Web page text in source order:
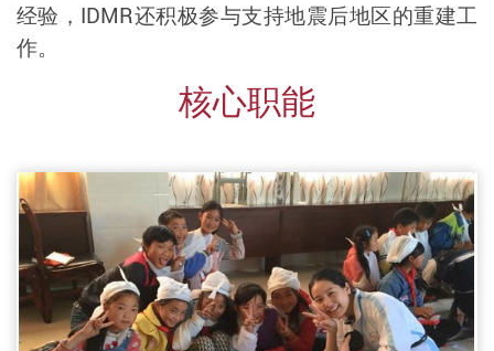
经验，IDMR还积极参与支持地震后地区的重建工
作。
核心职能